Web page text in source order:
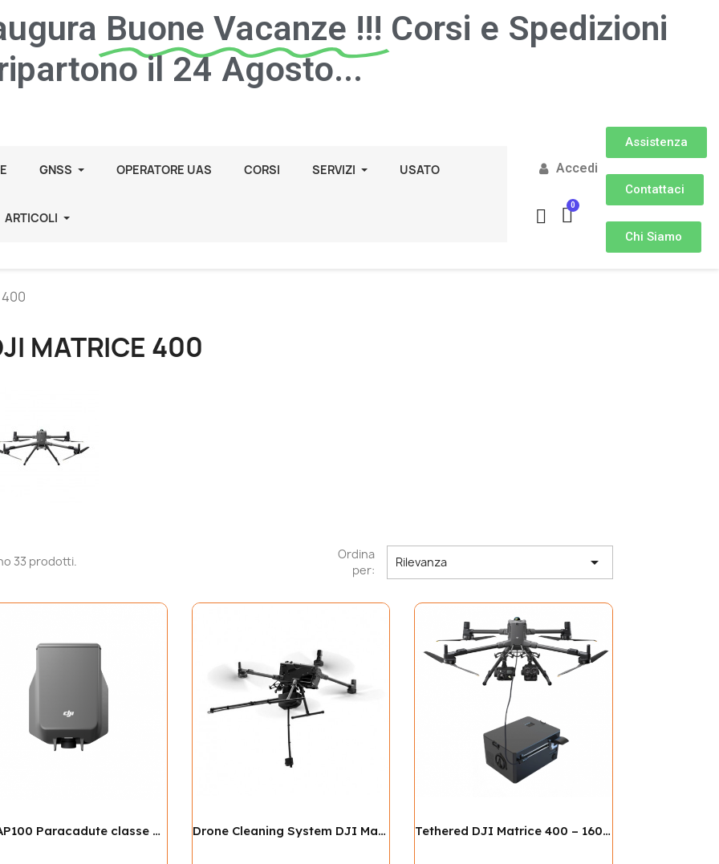
Buone Vacanze !!! Corsi e Spedizioni
il 24 Agosto...
GNSS OPERATORE UAS CORSI SERVIZI USATO
ARTICOLI
Accedi
Assistenza
Contattaci
Chi Siamo
MATRICE 400
33 prodotti.
Ordina
per:
Rilevanza 
DJI AP100 Paracadute classe C5/C6 per Matrice 400 Drone Cleaning System DJI Matrice 400 Tethered DJI Matrice 400 – 160mt